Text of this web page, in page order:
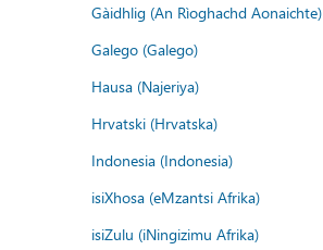
Gàidhlig (An Rìoghachd Aonaichte)
Galego (Galego)
Hausa (Najeriya)
Hrvatski (Hrvatska)
Indonesia (Indonesia)
isiXhosa (eMzantsi Afrika)
isiZulu (iNingizimu Afrika)